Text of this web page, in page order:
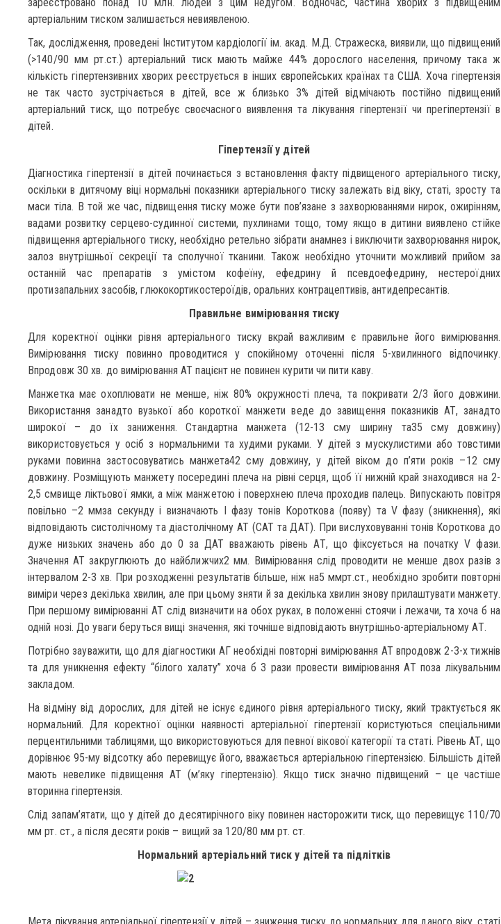
артеріальним тиском залишається невиявленою.
Так, дослідження, проведені Інститутом кардіології ім. акад. М.Д. Стражеска, виявили, що підвищений
(>140/90 мм рт.ст.) артеріальний тиск мають майже 44% дорослого населення, причому така ж
кількість гіпертензивних хворих реєструється в інших європейських країнах та США. Хоча гіпертензія
не так часто зустрічається в дітей, все ж близько 3% дітей відмічають постійно підвищений
артеріальний тиск, що потребує своєчасного виявлення та лікування гіпертензії чи прегіпертензії в
дітей.
Гіпертензії у дітей
Діагностика гіпертензії в дітей починається з встановлення факту підвищеного артеріального тиску,
оскільки в дитячому віці нормальні показники артеріального тиску залежать від віку, статі, зросту та
маси тіла. В той же час, підвищення тиску може бути пов’язане з захворюваннями нирок, ожирінням,
вадами розвитку серцево-судинної системи, пухлинами тощо, тому якщо в дитини виявлено стійке
підвищення артеріального тиску, необхідно ретельно зібрати анамнез і виключити захворювання нирок,
залоз внутрішньої секреції та сполучної тканини. Також необхідно уточнити можливий прийом за
останній час препаратів з умістом кофеїну, ефедрину й псевдоефедрину, нестероїдних
протизапальних засобів, глюкокортикостероїдів, оральних контрацептивів, антидепресантів.
Правильне вимірювання тиску
Для коректної оцінки рівня артеріального тиску вкрай важливим є правильне його вимірювання.
Вимірювання тиску повинно проводитися у спокійному оточенні після 5-хвилинного відпочинку.
Впродовж 30 хв. до вимірювання АТ пацієнт не повинен курити чи пити каву.
Манжетка має охоплювати не менше, ніж 80% окружності плеча, та покривати 2/3 його довжини.
Використання занадто вузької або короткої манжети веде до завищення показників АТ, занадто
широкої – до їх заниження. Стандартна манжета (12-13 сму ширину та35 сму довжину)
використовується у осіб з нормальними та худими руками. У дітей з мускулистими або товстими
руками повинна застосовуватись манжета42 сму довжину, у дітей віком до п’яти років –12 сму
довжину. Розміщують манжету посередині плеча на рівні серця, щоб її нижній край знаходився на 2-
2,5 смвище ліктьової ямки, а між манжетою і поверхнею плеча проходив палець. Випускають повітря
повільно –2 ммза секунду і визначають І фазу тонів Короткова (появу) та V фазу (зникнення), які
відповідають систолічному та діастолічному АТ (САТ та ДАТ). При вислуховуванні тонів Короткова до
дуже низьких значень або до 0 за ДАТ вважають рівень АТ, що фіксується на початку V фази.
Значення АТ закруглюють до найближчих2 мм. Вимірювання слід проводити не менше двох разів з
інтервалом 2-3 хв. При розходженні результатів більше, ніж на5 ммрт.ст., необхідно зробити повторні
виміри через декілька хвилин, але при цьому зняти й за декілька хвилин знову прилаштувати манжету.
При першому вимірюванні АТ слід визначити на обох руках, в положенні стоячи і лежачи, та хоча б на
одній нозі. До уваги беруться вищі значення, які точніше відповідають внутрішньо-артеріальному АТ.
Потрібно зауважити, що для діагностики АГ необхідні повторні вимірювання АТ впродовж 2-3-х тижнів
та для уникнення ефекту “білого халату” хоча б 3 рази провести вимірювання АТ поза лікувальним
закладом.
На відміну від дорослих, для дітей не існує єдиного рівня артеріального тиску, який трактується як
нормальний. Для коректної оцінки наявності артеріальної гіпертензії користуються спеціальними
перцентильними таблицями, що використовуються для певної вікової категорії та статі. Рівень АТ, що
дорівнює 95-му відсотку або перевищує його, вважається артеріальною гіпертензією. Більшість дітей
мають невелике підвищення АТ (м’яку гіпертензію). Якщо тиск значно підвищений – це частіше
вторинна гіпертензія.
Слід запам’ятати, що у дітей до десятирічного віку повинен насторожити тиск, що перевищує 110/70
мм рт. ст., а після десяти років – вищий за 120/80 мм рт. ст.
Нормальний артеріальний тиск у дітей та підлітків